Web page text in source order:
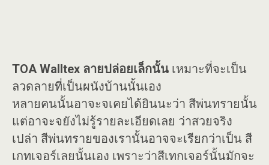
TOA Walltex ลายปล่อยเล็กนั้น เหมาะที่จะเป็น
ลวดลายที่เป็นผนังบ้านนั้นเอง
หลายคนนั้นอาจะจเคยได้ยินนะว่า สีพ่นทรายนั้น
แต่อาจะจยังไม่รู้รายละเอียดเลย ว่าสวยจริง
เปล่า สีพ่นทรายของเรานั้นอาจจะเรียกว่าเป็น สี
เกทเจอร์เลยนั้นเอง เพราะว่าสีเทกเจอร์นั้นมักจะ